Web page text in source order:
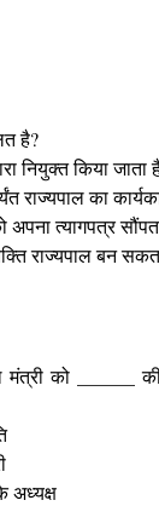
है?
नियुक्त किया जाता
राज्यपाल का
अपना त्यागपत्र
राज्यपाल बन
को ______ की
अध्यक्ष